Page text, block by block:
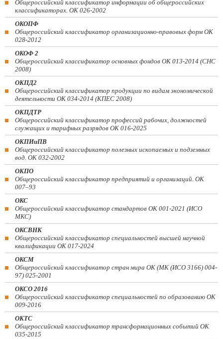
Общероссийский классификатор информации об общероссийских
классификаторах. ОК 026-2002
ОКОПФ
Общероссийский классификатор организационно-правовых форм ОК
028-2012
ОКОФ 2
Общероссийский классификатор основных фондов ОК 013-2014 (СНС
2008)
ОКПД2
Общероссийский классификатор продукции по видам экономической
деятельности ОК 034-2014 (КПЕС 2008)
ОКПДТР
Общероссийский классификатор профессий рабочих, должностей
служащих и тарифных разрядов ОК 016-2025
ОКПИиПВ
Общероссийский классификатор полезных ископаемых и подземных
вод. ОК 032-2002
ОКПО
Общероссийский классификатор предприятий и организаций. ОК
007–93
ОКС
Общероссийский классификатор стандартов ОК 001-2021 (ИСО
МКС)
ОКСВНК
Общероссийский классификатор специальностей высшей научной
квалификации ОК 017-2024
ОКСМ
Общероссийский классификатор стран мира ОК (МК (ИСО 3166) 004-
97) 025-2001
ОКСО 2016
Общероссийский классификатор специальностей по образованию ОК
009-2016
ОКТС
Общероссийский классификатор трансформационных событий ОК
035-2015